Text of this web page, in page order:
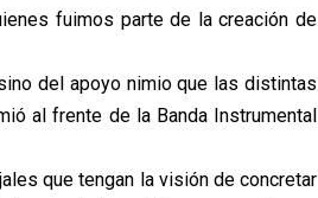
fuimos parte de la creación de
del apoyo nimio que las distintas
al frente de la Banda Instrumental
que tengan la visión de concretar